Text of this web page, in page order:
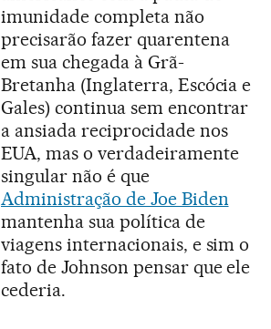
imunidade completa não
precisarão fazer quarentena
em sua chegada à Grã-
Bretanha (Inglaterra, Escócia e
Gales) continua sem encontrar
a ansiada reciprocidade nos
EUA, mas o verdadeiramente
singular não é que
Administração de Joe Biden
mantenha sua política de
viagens internacionais, e sim o
fato de Johnson pensar que ele
cederia.